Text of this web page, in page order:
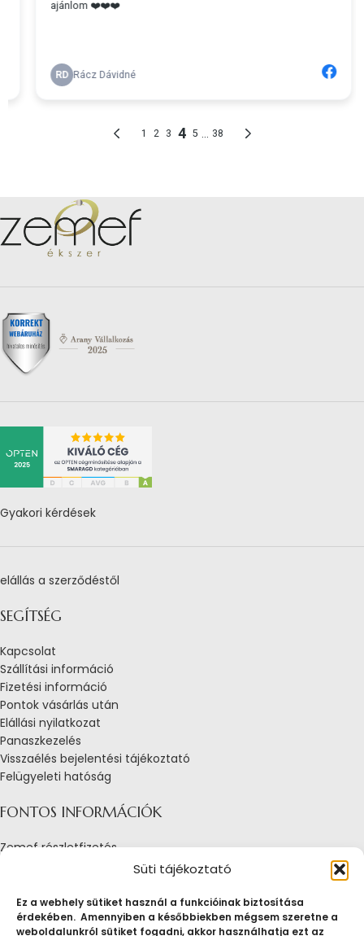
Süti tájékoztató
Ez a webhely sütiket használ a funkcióinak biztosítása
érdekében. Amennyiben a későbbiekben mégsem szeretne a
weboldalunkról sütiket fogadni, akkor használhatja ezt az
Gyakori kérdések
elállás a szerződéstől
SEGÍTSÉG
Kapcsolat
Szállítási információ
Fizetési információ
Pontok vásárlás után
Elállási nyilatkozat
Panaszkezelés
Visszaélés bejelentési tájékoztató
Felügyeleti hatóság
FONTOS INFORMÁCIÓK
Zemef részletfizetés
Adatkezelési tájékoztató
Tájékoztató sütik alkalmazásáról
Fogyasztóvédelmi tájékoztató